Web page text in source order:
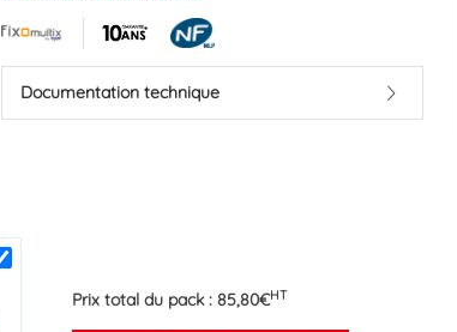
Douille à sertir en acier inoxydable.
Système anti fuite.
Corps laiton.
Triple joints toriques en EPDM haute résistance
conforme à la norme NF 545.
Documentation technique
Prix total du pack :85,80€HT